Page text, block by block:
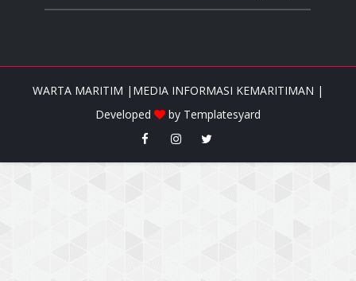
WARTA MARITIM |MEDIA INFORMASI KEMARITIMAN |
Developed
by Templatesyard